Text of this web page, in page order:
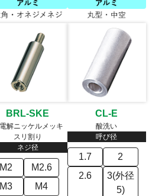
BRL-SKE
解ニッケルメッキ
スリ割り
ネジ径
M2
M2.6
M3
M4
CL-E
酸洗い
呼び径
1.7
2
2.6
3(外径
5)